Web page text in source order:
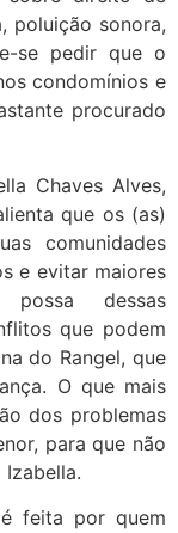
poluição sonora,
se pedir que o
condomínios e
procurado
Chaves Alves,
que os (as)
comunidades
e evitar maiores
possa dessas
que podem
do Rangel, que
O que mais
dos problemas
para que não
Izabella.
feita por quem